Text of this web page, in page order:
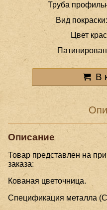
Труба
Вид покраски:
Цвет
В
Описание
Товар представлен на
заказа:
Кованая цветочница.
Спецификация металла